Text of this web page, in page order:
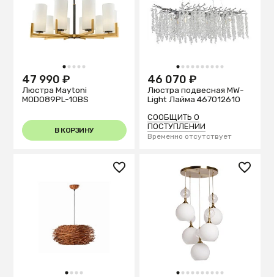
1 2 3 4 5
47 990 ₽
Люстра Maytoni
MOD089PL-10BS
В КОРЗИНУ
1 2 3 4 5 6 7 8 9 10
46 070 ₽
Люстра подвесная MW-
Light Лайма 467012610
СООБЩИТЬ О
ПОСТУПЛЕНИИ
Временно отсутствует
1 2 3 4 1 2 3 4 5 6 7 8 9 10